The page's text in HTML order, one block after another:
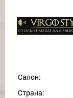
Салон:
Страна: